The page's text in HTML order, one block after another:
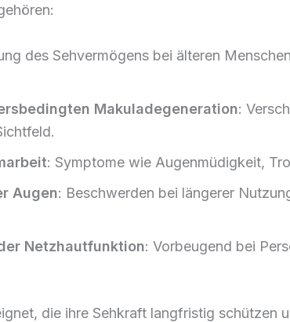
des Sehvermögens bei älteren
Makuladegeneration:
: Symptome wie Augenmüdigkeit,
Augen: Beschwerden bei längerer
Netzhautfunktion: Vorbeugend bei
die ihre Sehkraft langfristig schützen